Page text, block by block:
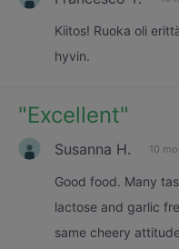
Kiitos! Ruoka oli
hyvin.
"Excellent"
Susanna H. 10
Good food. Many
lactose and garlic
same cheery